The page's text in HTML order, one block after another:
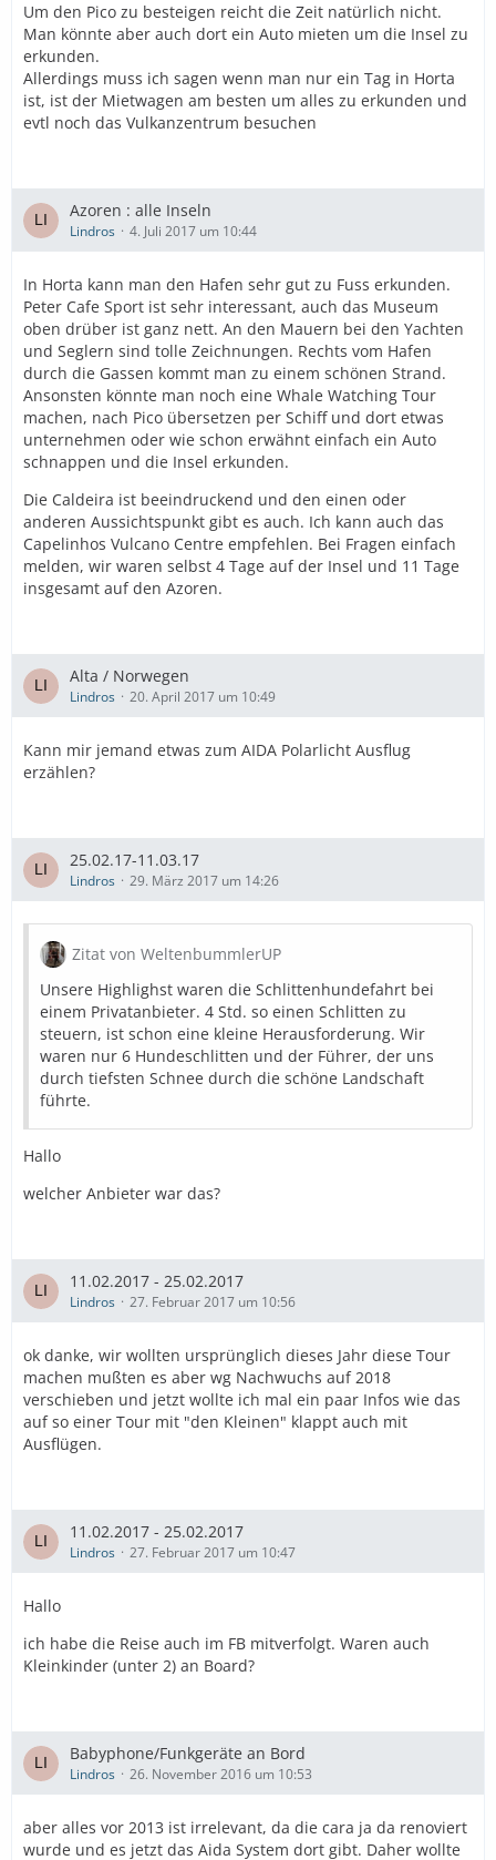
Um den Pico zu besteigen reicht die Zeit natürlich nicht.
Man könnte aber auch dort ein Auto mieten um die Insel zu
erkunden.
Allerdings muss ich sagen wenn man nur ein Tag in Horta
ist, ist der Mietwagen am besten um alles zu erkunden und
evtl noch das Vulkanzentrum besuchen
Azoren : alle Inseln
Lindros 4. Juli 2017 um 10:44
In Horta kann man den Hafen sehr gut zu Fuss erkunden.
Peter Cafe Sport ist sehr interessant, auch das Museum
oben drüber ist ganz nett. An den Mauern bei den Yachten
und Seglern sind tolle Zeichnungen. Rechts vom Hafen
durch die Gassen kommt man zu einem schönen Strand.
Ansonsten könnte man noch eine Whale Watching Tour
machen, nach Pico übersetzen per Schiff und dort etwas
unternehmen oder wie schon erwähnt einfach ein Auto
schnappen und die Insel erkunden.
Die Caldeira ist beeindruckend und den einen oder
anderen Aussichtspunkt gibt es auch. Ich kann auch das
Capelinhos Vulcano Centre empfehlen. Bei Fragen einfach
melden, wir waren selbst 4 Tage auf der Insel und 11 Tage
insgesamt auf den Azoren.
Alta / Norwegen
Lindros 20. April 2017 um 10:49
Kann mir jemand etwas zum AIDA Polarlicht Ausflug
erzählen?
25.02.17-11.03.17
Lindros 29. März 2017 um 14:26
Zitat von WeltenbummlerUP
Unsere Highlighst waren die Schlittenhundefahrt bei
einem Privatanbieter. 4 Std. so einen Schlitten zu
steuern, ist schon eine kleine Herausforderung. Wir
waren nur 6 Hundeschlitten und der Führer, der uns
durch tiefsten Schnee durch die schöne Landschaft
führte.
Hallo
welcher Anbieter war das?
11.02.2017 - 25.02.2017
Lindros 27. Februar 2017 um 10:56
ok danke, wir wollten ursprünglich dieses Jahr diese Tour
machen mußten es aber wg Nachwuchs auf 2018
verschieben und jetzt wollte ich mal ein paar Infos wie das
auf so einer Tour mit "den Kleinen" klappt auch mit
Ausflügen.
11.02.2017 - 25.02.2017
Lindros 27. Februar 2017 um 10:47
Hallo
ich habe die Reise auch im FB mitverfolgt. Waren auch
Kleinkinder (unter 2) an Board?
Babyphone/Funkgeräte an Bord
Lindros 26. November 2016 um 10:53
aber alles vor 2013 ist irrelevant, da die cara ja da renoviert
wurde und es jetzt das Aida System dort gibt. Daher wollte